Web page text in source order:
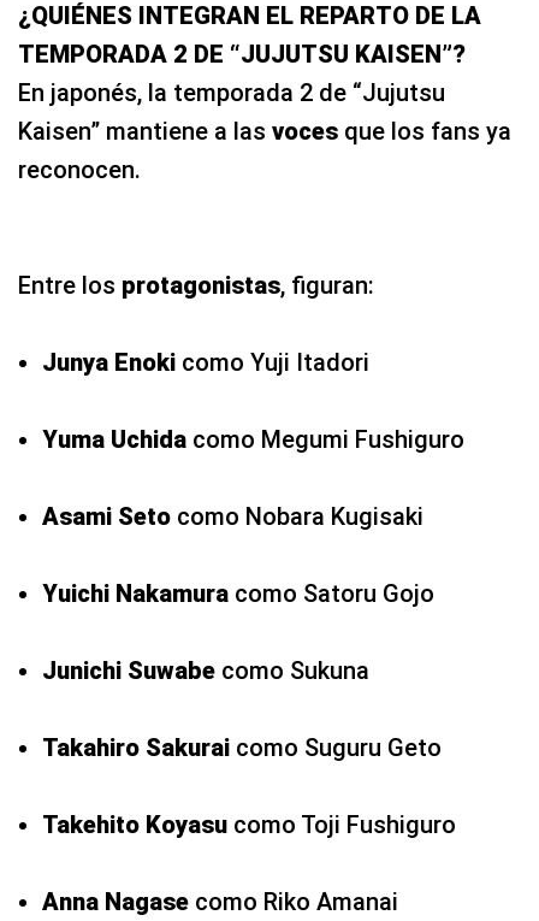
¿QUIÉNES INTEGRAN EL REPARTO DE LA
TEMPORADA 2 DE “JUJUTSU KAISEN”?
En japonés, la temporada 2 de “Jujutsu
Kaisen” mantiene a las voces que los fans ya
reconocen.
Entre los protagonistas, figuran:
Junya Enoki como Yuji Itadori
Yuma Uchida como Megumi Fushiguro
Asami Seto como Nobara Kugisaki
Yuichi Nakamura como Satoru Gojo
Junichi Suwabe como Sukuna
Takahiro Sakurai como Suguru Geto
Takehito Koyasu como Toji Fushiguro
Anna Nagase como Riko Amanai